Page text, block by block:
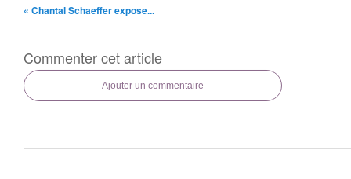
« Chantal Schaeffer expose...
Commenter cet article
Ajouter un commentaire